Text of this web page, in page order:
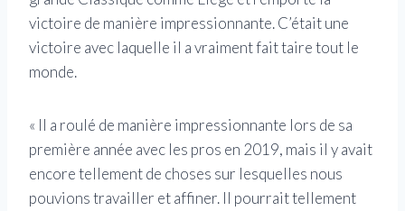
victoire de manière impressionnante. C’était une
victoire avec laquelle il a vraiment fait taire tout le
monde.
« Il a roulé de manière impressionnante lors de sa
première année avec les pros en 2019, mais il y avait
encore tellement de choses sur lesquelles nous
pouvions travailler et affiner. Il pourrait tellement